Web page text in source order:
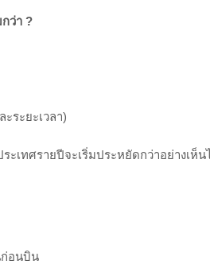
นหลายครั้งในรอบปี หากซื้อรายเที่ยวทุก
างต่างประเทศรายปีช่วยให้วางแผน
ลีช่วงซากุระ หรือไปยุโรปปลายปี หาก
ะจ่ายถูกกว่าแน่นอน
ทศบ่อย ๆ ควรใช้แผนรายปีเพื่อความอุ่น
ละครั้ง